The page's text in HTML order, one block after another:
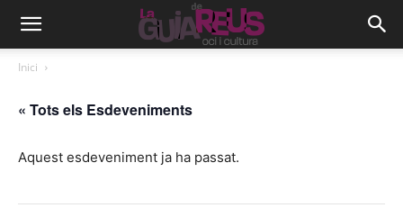
Inici
« Tots els Esdeveniments
Aquest esdeveniment ja ha passat.